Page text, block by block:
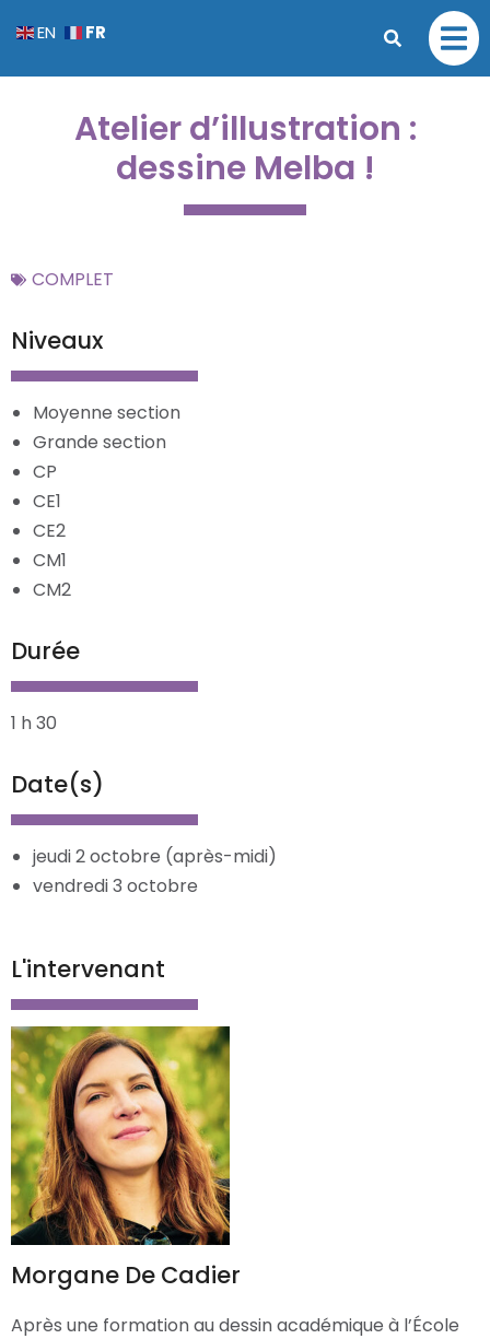
Atelier d’illustration :
dessine Melba !
COMPLET
Niveaux
Moyenne section
Grande section
CP
CE1
CE2
CM1
CM2
Durée
1 h 30
Date(s)
jeudi 2 octobre (après-midi)
vendredi 3 octobre
L'intervenant
Morgane De Cadier
Après une formation au dessin académique à l’École
EN FR